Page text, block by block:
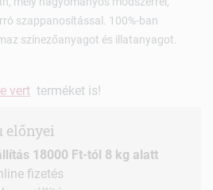
szappanosítással. 100%-ban
színezőanyagot és illatanyagot.
vert terméket is!
előnyei
18000 Ft-tól 8 kg alatt
fizetés